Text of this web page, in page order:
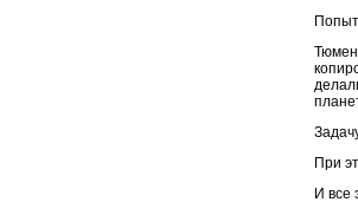
При
И все